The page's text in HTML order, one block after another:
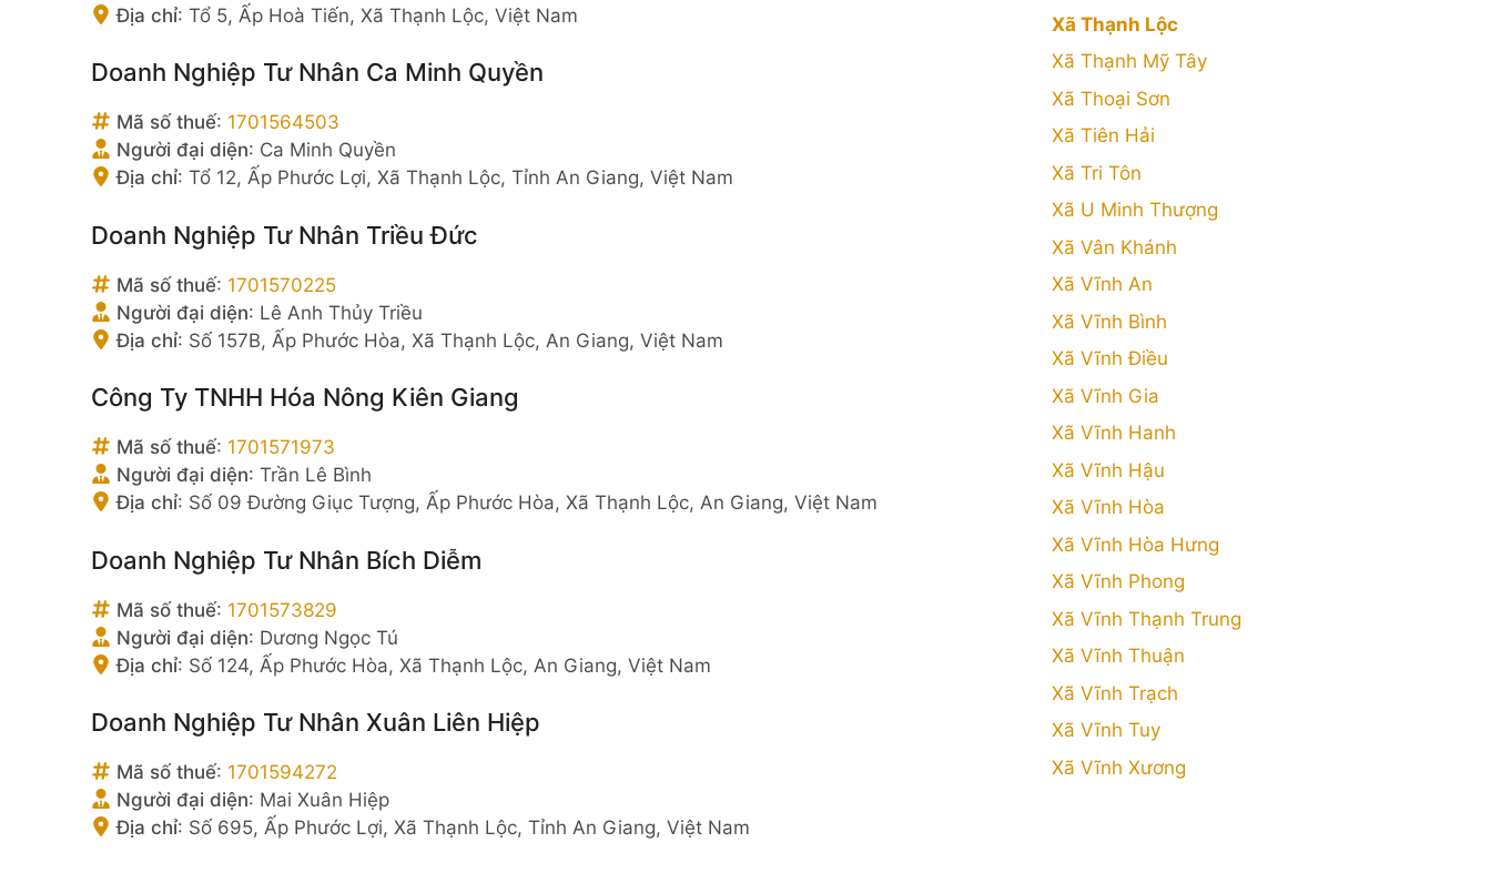
Địa chỉ: Tổ 5, Ấp Hoà Tiến, Xã Thạnh Lộc, Việt Nam
Doanh Nghiệp Tư Nhân Ca Minh Quyền
Mã số thuế: 1701564503
Người đại diện: Ca Minh Quyền
Địa chỉ: Tổ 12, Ấp Phước Lợi, Xã Thạnh Lộc, Tỉnh An Giang, Việt Nam
Doanh Nghiệp Tư Nhân Triều Đức
Mã số thuế: 1701570225
Người đại diện: Lê Anh Thủy Triều
Địa chỉ: Số 157B, Ấp Phước Hòa, Xã Thạnh Lộc, An Giang, Việt Nam
Công Ty TNHH Hóa Nông Kiên Giang
Mã số thuế: 1701571973
Người đại diện: Trần Lê Bình
Địa chỉ: Số 09 Đường Giục Tượng, Ấp Phước Hòa, Xã Thạnh Lộc, An Giang, Việt Nam
Doanh Nghiệp Tư Nhân Bích Diễm
Mã số thuế: 1701573829
Người đại diện: Dương Ngọc Tú
Địa chỉ: Số 124, Ấp Phước Hòa, Xã Thạnh Lộc, An Giang, Việt Nam
Doanh Nghiệp Tư Nhân Xuân Liên Hiệp
Mã số thuế: 1701594272
Người đại diện: Mai Xuân Hiệp
Địa chỉ: Số 695, Ấp Phước Lợi, Xã Thạnh Lộc, Tỉnh An Giang, Việt Nam
Xã Thạnh Lộc
Xã Thạnh Mỹ Tây
Xã Thoại Sơn
Xã Tiên Hải
Xã Tri Tôn
Xã U Minh Thượng
Xã Vân Khánh
Xã Vĩnh An
Xã Vĩnh Bình
Xã Vĩnh Điều
Xã Vĩnh Gia
Xã Vĩnh Hanh
Xã Vĩnh Hậu
Xã Vĩnh Hòa
Xã Vĩnh Hòa Hưng
Xã Vĩnh Phong
Xã Vĩnh Thạnh Trung
Xã Vĩnh Thuận
Xã Vĩnh Trạch
Xã Vĩnh Tuy
Xã Vĩnh Xương